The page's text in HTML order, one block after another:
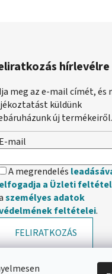
hírlevélre
meg az e-mail címét, és
küldünk
új termékeiről.
E-mail
A megrendelés
elfogadja a Üzleti
személyes adatok
feltételei.
FELIRATKOZÁS